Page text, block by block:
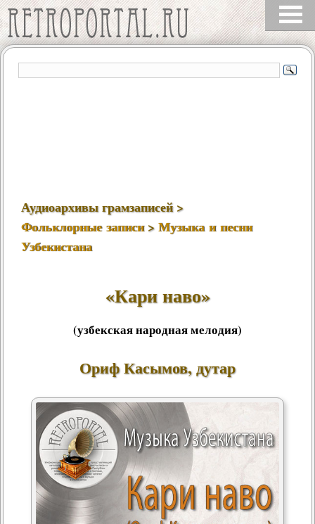
Аудиоархивы грамзаписей >
Фольклорные записи>Музыка и песни
Узбекистана
«Кари наво»
(узбекская народная мелодия)
Ориф Касымов, дутар